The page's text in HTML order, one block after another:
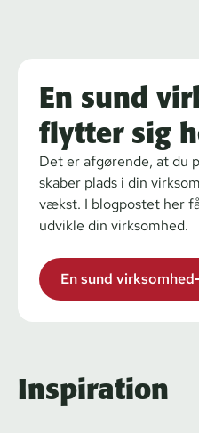
En sund
flytter sig
Det er afgørende, at du
skaber plads i din
vækst. I blogpostet her
udvikle din virksomhed.
En sund virksomhed
Inspiration